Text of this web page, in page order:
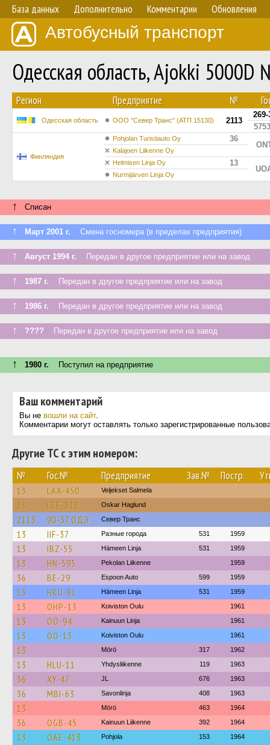
База данных Дополнительно Комментарии Обновления
Автобусный транспорт
Одесская область, Ajokki
Регион Предприятие №
Одесская область ООО "Север Транс" (АТП 15130) 2113
Финляндия
Pohjolan Turistiauto Oy 36
Kalajoen Liikenne Oy
Helmisen Linja Oy
13
Nurmijärven Linja Oy
↑ Списан
↑ Март 2001 г. Смена госномера (в пределах предприятия)
↑ Август 1994 г. Передан в другое предприятие или на завод
↑ 1987 г. Передан в другое предприятие или на завод
↑ 1986 г. Передан в другое предприятие или на завод
↑ ???? Передан в другое предприятие или на завод
↑ 1980 г. Поступил на предприятие
Ваш комментарий
Вы не вошли на сайт.
Комментарии могут оставлять только зарегистрированные
Другие ТС с этим номером:
№ Гос.№ Предприятие Зав.№ Постр.
13 LAA-450 Veljekset Salmela
13 LZE-312 Oskar Haglund
2113 90-37 ОДЭ Север Транс
13 IIF-37 Разные города 531 1959
13 IBZ-55 Hämeen Linja 531 1959
13 HN-595 Pekolan Liikenne 1959
36 BE-29 Espoon Auto 599 1959
13 HKU-81 Hämeen Linja 531 1959
13 OHP-13 Koiviston Oulu 1961
13 OÖ-94 Kainuun Linja 1961
13 OÖ-13 Koiviston Oulu 1961
13 Mörö 317 1962
13 HLU-11 Yhdysliikenne 119 1963
36 XY-47 JL 676 1963
36 MBI-63 Savonlinja 408 1963
13 Mörö 463 1964
36 OGB-45 Kainuun Liikenne 392 1964
13 OAE-413 Pohjola 153 1964